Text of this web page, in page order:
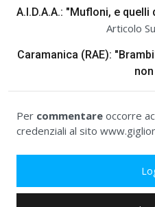
A.I.D.A.A.: "Mufloni, e
Articolo
Caramanica (RAE):
Per commentare occorre
credenziali al sito